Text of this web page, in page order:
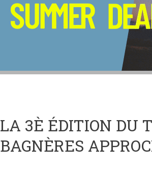
LA 3È ÉDITION DU
BAGNÈRES